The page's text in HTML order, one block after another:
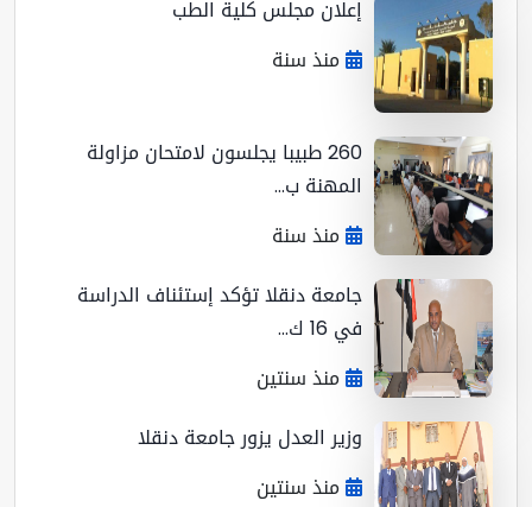
إعلان مجلس كلية الطب
منذ سنة
260 طبيبا يجلسون لامتحان مزاولة
المهنة ب...
منذ سنة
جامعة دنقلا تؤكد إستئناف الدراسة
في 16 ك...
منذ سنتين
وزير العدل يزور جامعة دنقلا
منذ سنتين